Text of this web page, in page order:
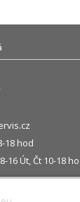
18 hod
16 Út, Čt 10-18